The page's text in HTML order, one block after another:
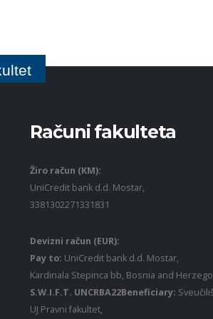
Računi fakulteta
Žiro račun (KM):
UniCredit bank d.d. Mostar,
3381302271331831
Devizni račun (EUR):
Pay to: UniCredit bank d.d. Mostar,
Kardinala Stepinca bb, Bosnia and
S.W.I.F.T. UNCRBA22Beneficiary:
UJ Pravni fakultet,